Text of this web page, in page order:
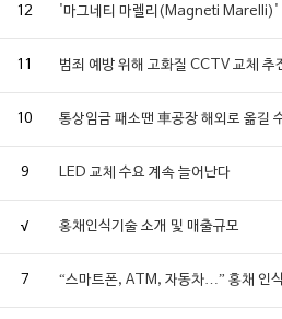
12 '마그네티 마렐리(Magneti Marelli)'
11 범죄 예방 위해 고화질 CCTV 교체 추
10 통상임금 패소땐 車공장 해외로 옮길
9 LED 교체 수요 계속 늘어난다
√ 홍채인식기술 소개 및 매출규모
7 “스마트폰, ATM, 자동차…” 홍채 인